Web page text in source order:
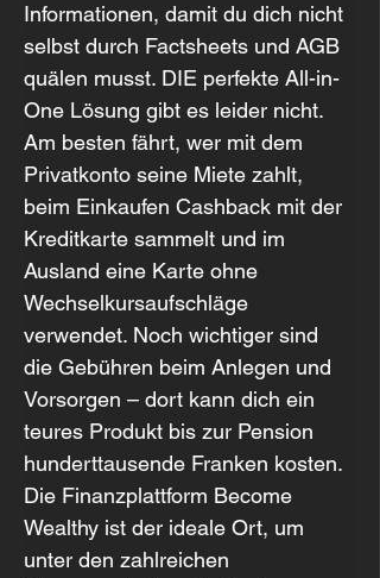
Informationen, damit du dich nicht
selbst durch Factsheets und AGB
quälen musst. DIE perfekte All-in-
One Lösung gibt es leider nicht.
Am besten fährt, wer mit dem
Privatkonto seine Miete zahlt,
beim Einkaufen Cashback mit der
Kreditkarte sammelt und im
Ausland eine Karte ohne
Wechselkursaufschläge
verwendet. Noch wichtiger sind
die Gebühren beim Anlegen und
Vorsorgen – dort kann dich ein
teures Produkt bis zur Pension
hunderttausende Franken kosten.
Die Finanzplattform Become
Wealthy ist der ideale Ort, um
unter den zahlreichen